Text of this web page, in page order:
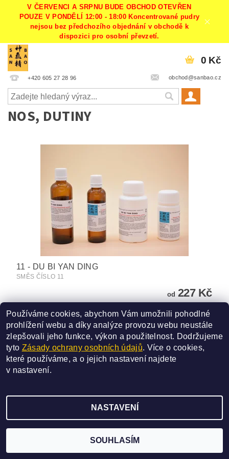
V ČERVENCI A SRPNU BUDE OBCHOD OTEVŘEN
POUZE V PONDĚLÍ 12:00 - 18:00 Koncentrované pudry
nejsou bez předchozího objednání v obchodě k
dispozici pro osobní převzetí.
+420 605 27 28 96 obchod@sanbao.cz
0 Kč
NOS, DUTINY
11 - DU BI YAN DING
SMĚS ČÍSLO 11
od227 Kč
DETAIL
Vytvořil Shoptet
Používáme cookies, abychom Vám umožnili pohodlné
prohlížení webu a díky analýze provozu webu neustále
zlepšovali jeho funkce, výkon a použitelnost. Dodržujeme
tyto Zásady ochrany osobních údajů. Více o cookies,
které používáme, a o jejich nastavení najdete
v nastavení.
NASTAVENÍ
SOUHLASÍM